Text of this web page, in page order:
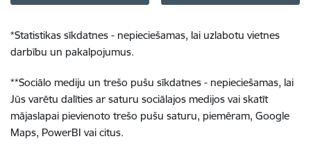
*Statistikas sīkdatnes - nepieciešamas, lai uzlabotu vietnes
darbību un pakalpojumus.
**Sociālo mediju un trešo pušu sīkdatnes - nepieciešamas, lai
Jūs varētu dalīties ar saturu sociālajos medijos vai skatīt
mājaslapai pievienoto trešo pušu saturu, piemēram, Google
Maps, PowerBI vai citus.